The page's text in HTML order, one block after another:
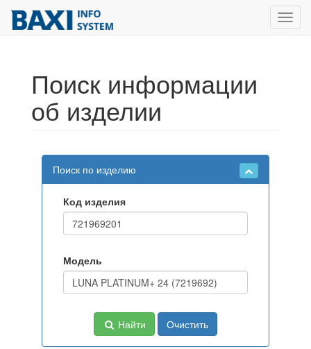
Поиск информации
об изделии
Поиск по изделию
Код изделия
Модель
Найти Очистить